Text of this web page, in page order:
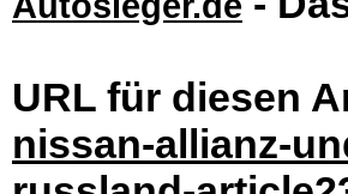
URL für diesen
nissan-allianz-